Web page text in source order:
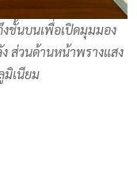
ชั้นบนเพื่อเปิดมุมมอง
ส่วนด้านหน้าพรางแสง
มิเนียม